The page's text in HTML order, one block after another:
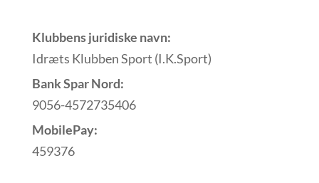
Klubbens juridiske navn:
Idræts Klubben Sport (I.K.Sport)
Bank Spar Nord:
9056-4572735406
MobilePay:
459376